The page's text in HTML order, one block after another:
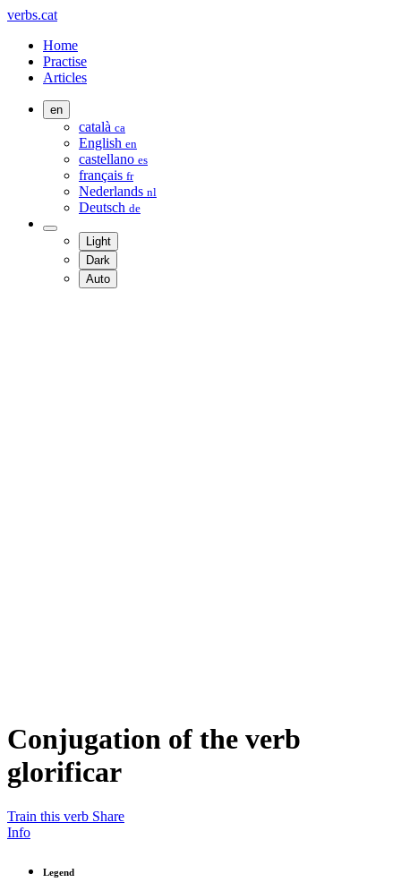
verbs.cat
Home
Practise
Articles
en
català ca
English en
castellano es
français fr
Nederlands nl
Deutsch de
Light
Dark
Auto
Conjugation of the verb
glorificar
Train this verb Share
Info
Legend